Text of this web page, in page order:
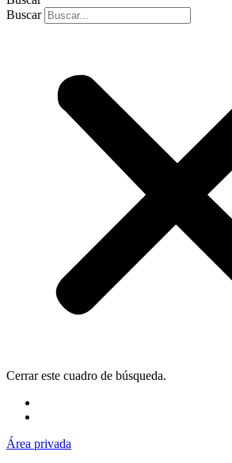
Buscar
Cerrar este cuadro de búsqueda.
Área privada